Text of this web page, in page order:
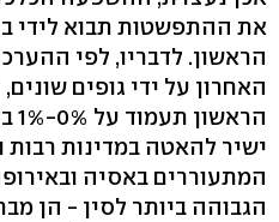
את ההתפשטות תבוא לידי
הראשון. לדבריו, לפי
האחרון על ידי גופים
ישיר להאטה במדינות רבות
המתעוררים באסיה
הגבוהה ביותר לסין - הן